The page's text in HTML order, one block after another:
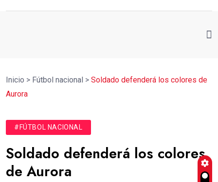
Inicio > Fútbol nacional > Soldado defenderá los colores de
Aurora
#FÚTBOL NACIONAL
Soldado defenderá los colores
de Aurora